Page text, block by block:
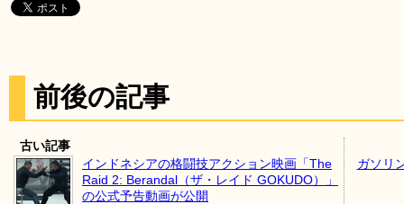
前後の記事
古い記事
インドネシアの格闘技アクション映画「The
Raid 2: Berandal（ザ・レイド GOKUDO）」
の公式予告動画が公開
ガソリ